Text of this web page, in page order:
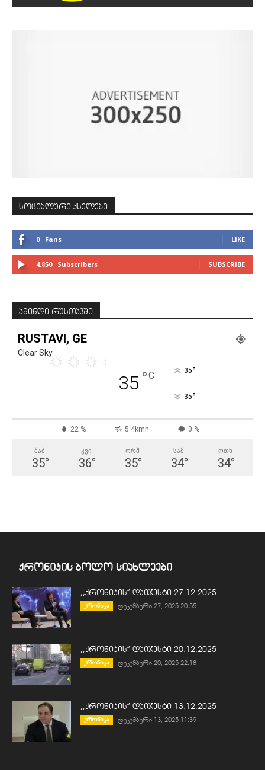
სოციალური ქსელები
0 Fans LIKE
4,850 Subscribers SUBSCRIBE
ამინდი რუსთავში
RUSTAVI, GE
Clear Sky
35 °C 35°
35°
22 % 5.4kmh 0 %
ᲨᲐᲑ
35°
ᲙᲕᲘ
36°
ᲝᲠᲨ
35°
ᲡᲐᲛ
34°
ᲝᲗᲮ
34°
ქრონიკის ბოლო სიახლეები
,,ქრონიკის” დაიჯესტი 27.12.2025
ქრონიკა დეკემბერი 27, 2025 20:55
,,ქრონიკის” დაიჯესტი 20.12.2025
ქრონიკა დეკემბერი 20, 2025 22:18
,,ქრონიკის” დაიჯესტი 13.12.2025
ქრონიკა დეკემბერი 13, 2025 11:39